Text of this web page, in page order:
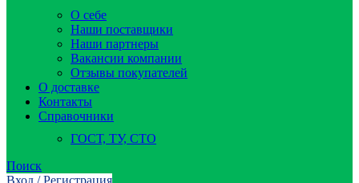
О себе
Наши поставщики
Наши партнеры
Вакансии компании
Отзывы покупателей
О доставке
Контакты
Справочники
ГОСТ, ТУ, СТО
Поиск
Вход / Регистрация